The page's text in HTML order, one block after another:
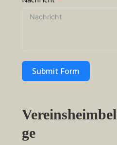
Submit Form
ge